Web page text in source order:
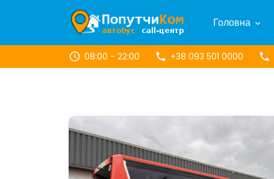
Головна
08:00 - 22:00 +38 093 501 0000